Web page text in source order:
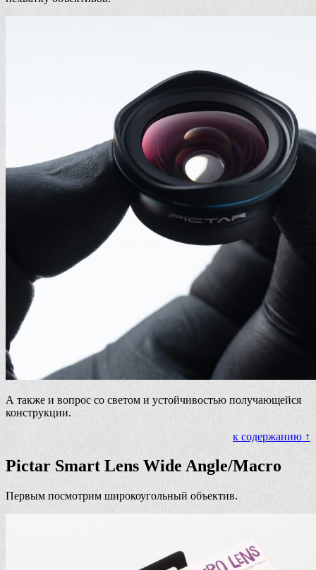
А также и вопрос со светом и устойчивостью получающейся
конструкции.
к содержанию ↑
Pictar Smart Lens Wide Angle/Macro
Первым посмотрим широкоугольный объектив.